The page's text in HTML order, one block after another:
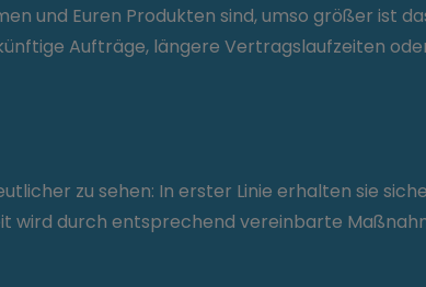
und Euren Produkten sind, umso größer ist
Aufträge, längere Vertragslaufzeiten
zu sehen: In erster Linie erhalten sie
wird durch entsprechend vereinbarte